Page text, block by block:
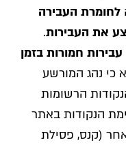
לחומרת העבירה
את העבירות.
חמורות בזמן
כי נהג המורשע
הרשומות
הנקודות באתר
(קנס, פסילת